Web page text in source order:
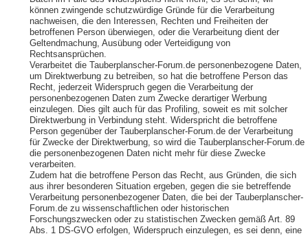
können zwingende schutzwürdige Gründe für die Verarbeitung
nachweisen, die den Interessen, Rechten und Freiheiten der
betroffenen Person überwiegen, oder die Verarbeitung dient der
Geltendmachung, Ausübung oder Verteidigung von
Rechtsansprüchen.
Verarbeitet die Tauberplanscher-Forum.de personenbezogene Daten,
um Direktwerbung zu betreiben, so hat die betroffene Person das
Recht, jederzeit Widerspruch gegen die Verarbeitung der
personenbezogenen Daten zum Zwecke derartiger Werbung
einzulegen. Dies gilt auch für das Profiling, soweit es mit solcher
Direktwerbung in Verbindung steht. Widerspricht die betroffene
Person gegenüber der Tauberplanscher-Forum.de der Verarbeitung
für Zwecke der Direktwerbung, so wird die Tauberplanscher-Forum.de
die personenbezogenen Daten nicht mehr für diese Zwecke
verarbeiten.
Zudem hat die betroffene Person das Recht, aus Gründen, die sich
aus ihrer besonderen Situation ergeben, gegen die sie betreffende
Verarbeitung personenbezogener Daten, die bei der Tauberplanscher-
Forum.de zu wissenschaftlichen oder historischen
Forschungszwecken oder zu statistischen Zwecken gemäß Art. 89
Abs. 1 DS-GVO erfolgen, Widerspruch einzulegen, es sei denn, eine